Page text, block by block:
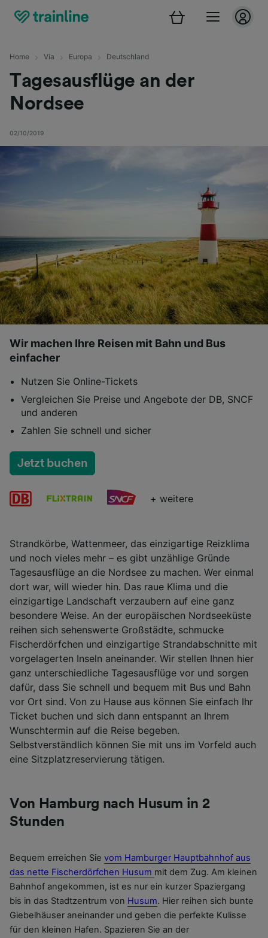
Home Via Europa Deutschland
Tagesausflüge an der
Nordsee
02/10/2019
Wir machen Ihre Reisen mit Bahn und Bus
einfacher
Nutzen Sie Online-Tickets
Vergleichen Sie Preise und Angebote der DB, SNCF
und anderen
Zahlen Sie schnell und sicher
Jetzt buchen
+ weitere
Strandkörbe, Wattenmeer, das einzigartige Reizklima
und noch vieles mehr – es gibt unzählige Gründe
Tagesausflüge an die Nordsee zu machen. Wer einmal
dort war, will wieder hin. Das raue Klima und die
einzigartige Landschaft verzaubern auf eine ganz
besondere Weise. An der europäischen Nordseeküste
reihen sich sehenswerte Großstädte, schmucke
Fischerdörfchen und einzigartige Strandabschnitte mit
vorgelagerten Inseln aneinander. Wir stellen Ihnen hier
ganz unterschiedliche Tagesausflüge vor und sorgen
dafür, dass Sie schnell und bequem mit Bus und Bahn
vor Ort sind. Von zu Hause aus können Sie einfach Ihr
Ticket buchen und sich dann entspannt an Ihrem
Wunschtermin auf die Reise begeben.
Selbstverständlich können Sie mit uns im Vorfeld auch
eine Sitzplatzreservierung tätigen.
Von Hamburg nach Husum in 2
Stunden
Bequem erreichen Sie vom Hamburger Hauptbahnhof aus
das nette Fischerdörfchen Husum mit dem Zug. Am kleinen
Bahnhof angekommen, ist es nur ein kurzer Spaziergang
bis in das Stadtzentrum von Husum. Hier reihen sich bunte
Giebelhäuser aneinander und geben die perfekte Kulisse
für den kleinen Hafen. Spazieren Sie an der